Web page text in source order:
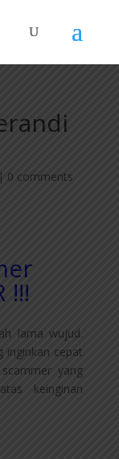
| 0 comments
!!!
lama wujud.
inginkan cepat
yang
keinginan